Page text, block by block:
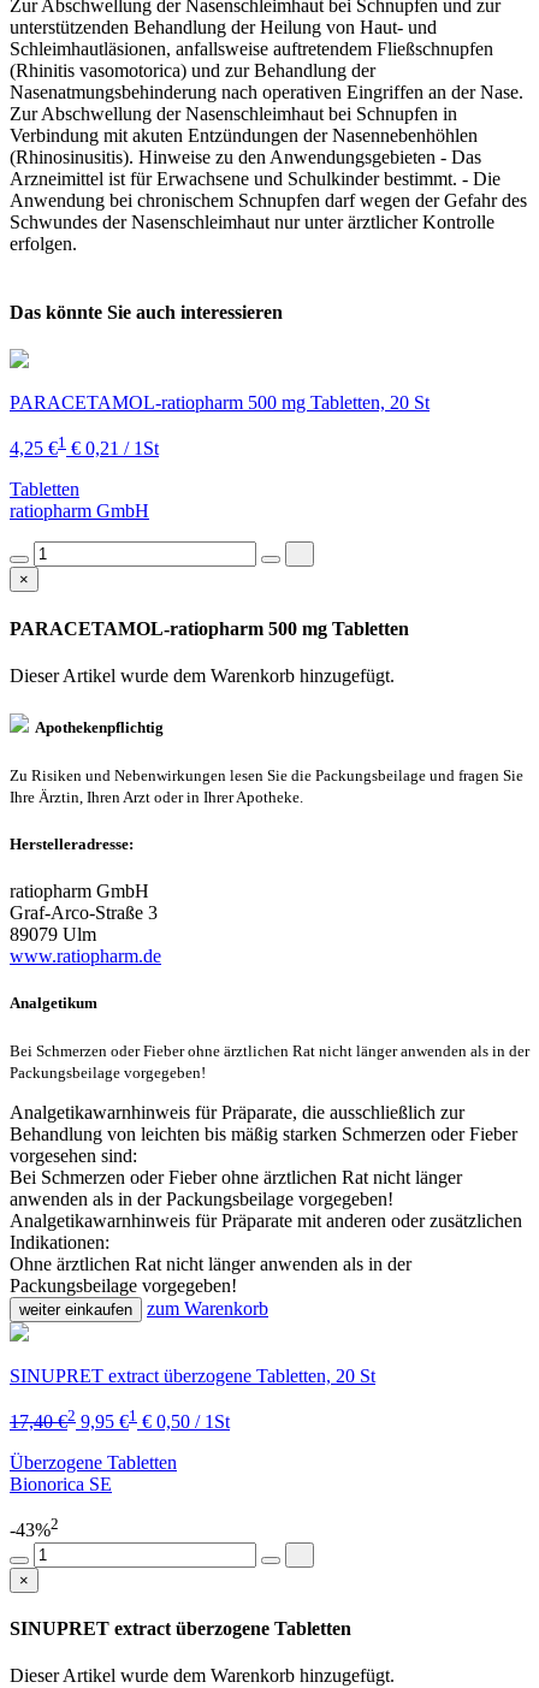
Zur Abschwellung der Nasenschleimhaut bei Schnupfen und zur
unterstützenden Behandlung der Heilung von Haut- und
Schleimhautläsionen, anfallsweise auftretendem Fließschnupfen
(Rhinitis vasomotorica) und zur Behandlung der
Nasenatmungsbehinderung nach operativen Eingriffen an der Nase.
Zur Abschwellung der Nasenschleimhaut bei Schnupfen in
Verbindung mit akuten Entzündungen der Nasennebenhöhlen
(Rhinosinusitis). Hinweise zu den Anwendungsgebieten - Das
Arzneimittel ist für Erwachsene und Schulkinder bestimmt. - Die
Anwendung bei chronischem Schnupfen darf wegen der Gefahr des
Schwundes der Nasenschleimhaut nur unter ärztlicher Kontrolle
erfolgen.
Das könnte Sie auch interessieren
PARACETAMOL-ratiopharm 500 mg Tabletten, 20 St
4,25 €1 € 0,21 / 1St
Tabletten
ratiopharm GmbH
×
PARACETAMOL-ratiopharm 500 mg Tabletten
Dieser Artikel wurde dem Warenkorb hinzugefügt.
Apothekenpflichtig
Zu Risiken und Nebenwirkungen lesen Sie die Packungsbeilage und fragen Sie
Ihre Ärztin, Ihren Arzt oder in Ihrer Apotheke.
Herstelleradresse:
ratiopharm GmbH
Graf-Arco-Straße 3
89079 Ulm
www.ratiopharm.de
Analgetikum
Bei Schmerzen oder Fieber ohne ärztlichen Rat nicht länger anwenden als in der
Packungsbeilage vorgegeben!
Analgetikawarnhinweis für Präparate, die ausschließlich zur
Behandlung von leichten bis mäßig starken Schmerzen oder Fieber
vorgesehen sind:
Bei Schmerzen oder Fieber ohne ärztlichen Rat nicht länger
anwenden als in der Packungsbeilage vorgegeben!
Analgetikawarnhinweis für Präparate mit anderen oder zusätzlichen
Indikationen:
Ohne ärztlichen Rat nicht länger anwenden als in der
Packungsbeilage vorgegeben!
weiter einkaufen zum Warenkorb
SINUPRET extract überzogene Tabletten, 20 St
17,40 €2 9,95 €1 € 0,50 / 1St
Überzogene Tabletten
Bionorica SE
-43%2
×
SINUPRET extract überzogene Tabletten
Dieser Artikel wurde dem Warenkorb hinzugefügt.